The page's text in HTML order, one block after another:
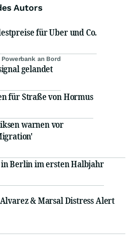
Autors
für Uber und Co.
an Bord
gelandet
für Straße von Hormus
warnen vor
Berlin im ersten Halbjahr
& Marsal Distress Alert